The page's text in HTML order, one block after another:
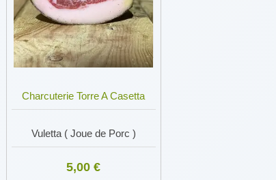
Charcuterie Torre A Casetta
Vuletta ( Joue de Porc )
5,00 €